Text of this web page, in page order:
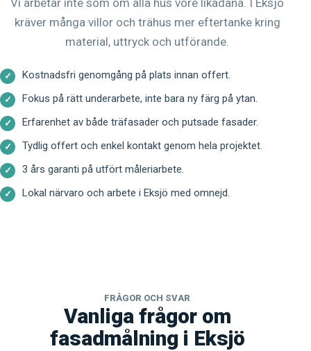
Vi arbetar inte som om alla hus vore likadana. I Eksjö
kräver många villor och trähus mer eftertanke kring
material, uttryck och utförande.
Kostnadsfri genomgång på plats innan offert.
Fokus på rätt underarbete, inte bara ny färg på ytan.
Erfarenhet av både träfasader och putsade fasader.
Tydlig offert och enkel kontakt genom hela projektet.
3 års garanti på utfört måleriarbete.
Lokal närvaro och arbete i Eksjö med omnejd.
FRÅGOR OCH SVAR
Vanliga frågor om
fasadmålning i Eksjö